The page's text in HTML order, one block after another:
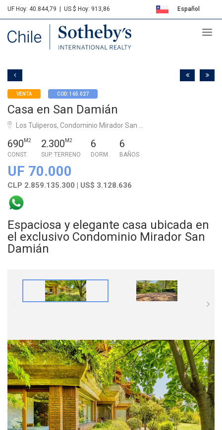
UF Hoy: 40.844,79 US $ Hoy: 913,86 Español
Sotheby's
VENTA COD: 165.027
Casa en San Damián
Los Tuliperos, Condominio Mirador San ...
690 M2
CONST.
2.300 M2
SUP. TERRENO
6
DORM.
6
BAÑOS
UF 70.000
CLP 2.859.135.300 | US$ 3.128.636
Espaciosa y elegante casa ubicada en
el exclusivo Condominio Mirador San
Damián